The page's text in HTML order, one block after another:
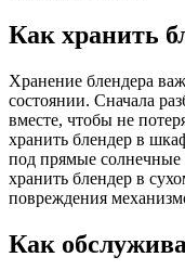
Как хранить
Хранение блендера
состоянии. Сначала
вместе, чтобы не
хранить блендер в
под прямые солнечные
хранить блендер в
повреждения
Как